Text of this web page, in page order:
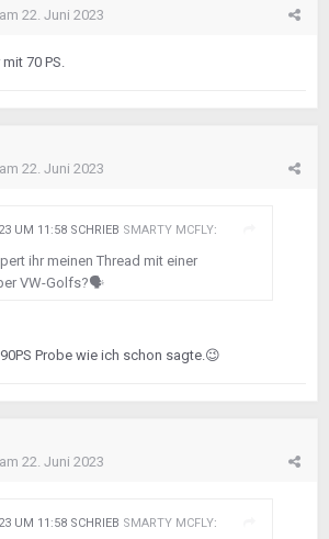
22. Juni 2023
70 PS.
22. Juni 2023
UM 11:58 SCHRIEB SMARTY MCFLY:
ihr meinen Thread mit einer
VW-Golfs?🗣️
Probe wie ich schon sagte. 😉
22. Juni 2023
UM 11:58 SCHRIEB SMARTY MCFLY: